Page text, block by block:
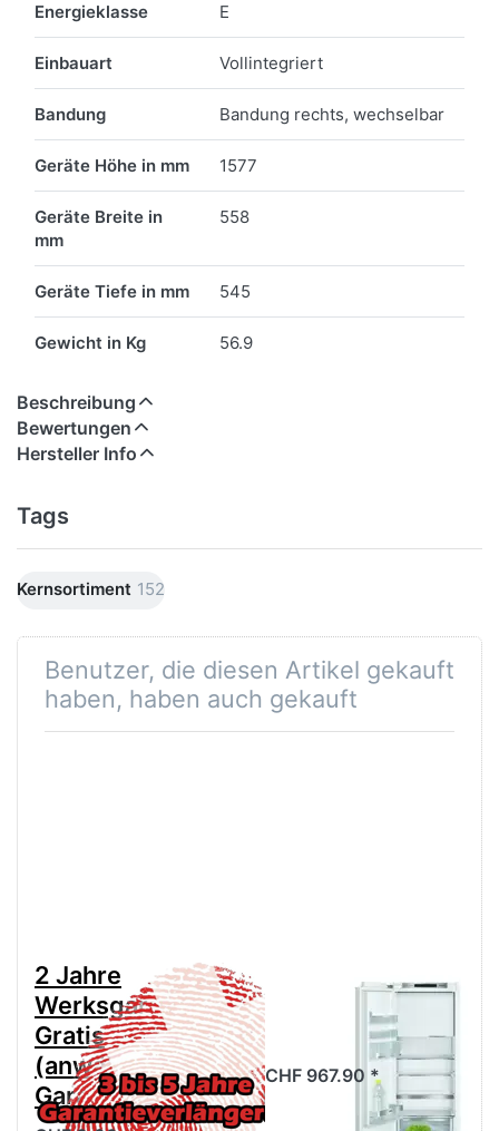
Energieklasse E
Einbauart Vollintegriert
Bandung Bandung rechts, wechselbar
Geräte Höhe in mm 1577
Geräte Breite in
mm
558
Geräte Tiefe in mm 545
Gewicht in Kg 56.9
Beschreibung
Bewertungen
Hersteller Info
Tags
Kernsortiment 152
Benutzer, die diesen Artikel gekauft
haben, haben auch gekauft
2 Jahre
Werksgarantie
Gratis
(anwählen für
Garantieverlängerung)
Siemens
KI72LADE0Y
Kühlschrank
CHF 967.90 *